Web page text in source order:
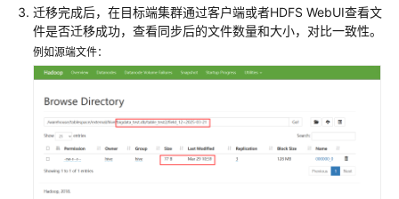
用
DLI
Flink
作
实
时
同
步
迁移完成后，在目标端集群通过客户端或者HDFS WebUI查看文
件是否迁移成功，查看同步后的文件数量和大小，对比一致性。
例如源端文件：